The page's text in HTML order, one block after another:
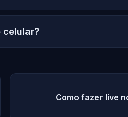
celular?
Como fazer live